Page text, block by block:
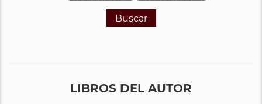
Buscar
LIBROS DEL AUTOR